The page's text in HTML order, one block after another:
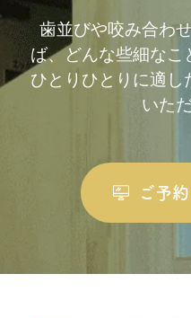
歯並びや咬み合わ
ば、どんな些細なこ
ひとりひとりに適し
いた
ご予